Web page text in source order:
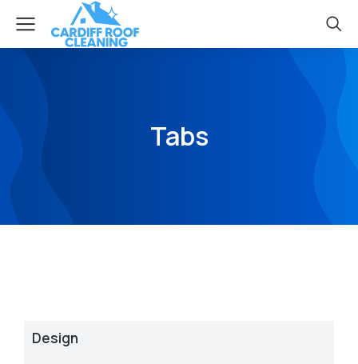
Tabs
Design